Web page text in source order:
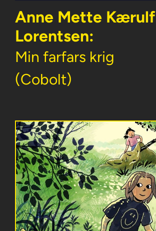
Anne Mette Kærulf
Lorentsen:
Min farfars krig
(Cobolt)